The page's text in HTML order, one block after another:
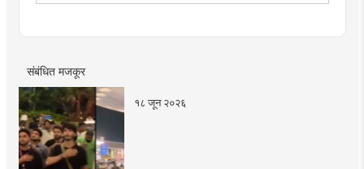
संबंधित मजकूर
१८ जून २०२६